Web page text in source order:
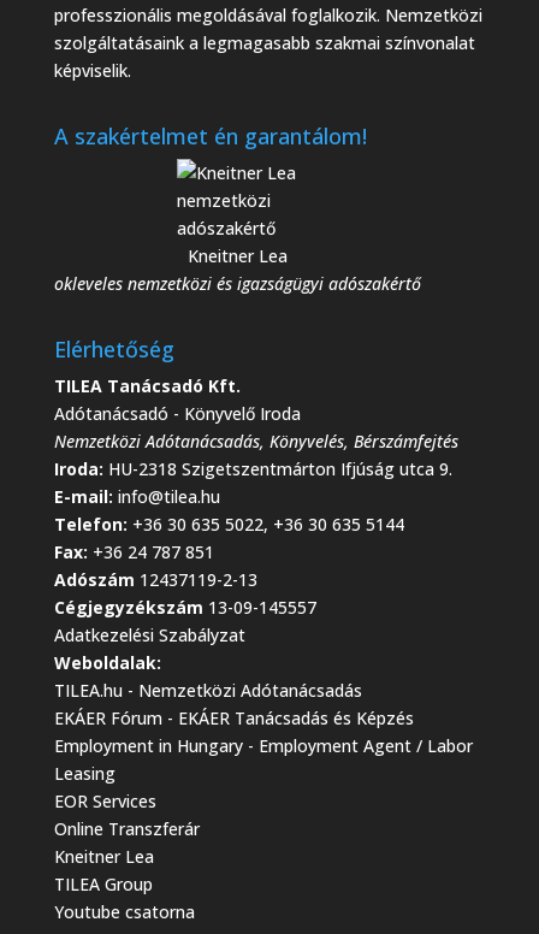
professzionális megoldásával foglalkozik. Nemzetközi
szolgáltatásaink a legmagasabb szakmai színvonalat
képviselik.
A szakértelmet én garantálom!
Kneitner Lea
okleveles nemzetközi és igazságügyi adószakértő
Elérhetőség
TILEA Tanácsadó Kft.
Adótanácsadó - Könyvelő Iroda
Nemzetközi Adótanácsadás, Könyvelés, Bérszámfejtés
Iroda: HU-2318 Szigetszentmárton Ifjúság utca 9.
E-mail: info@tilea.hu
Telefon: +36 30 635 5022, +36 30 635 5144
Fax: +36 24 787 851
Adószám 12437119-2-13
Cégjegyzékszám 13-09-145557
Adatkezelési Szabályzat
Weboldalak:
TILEA.hu - Nemzetközi Adótanácsadás
EKÁER Fórum - EKÁER Tanácsadás és Képzés
Employment in Hungary - Employment Agent / Labor
Leasing
EOR Services
Online Transzferár
Kneitner Lea
TILEA Group
Youtube csatorna